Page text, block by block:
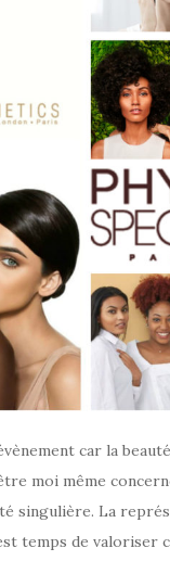
car la
moi même
singulière. La
temps de valoriser